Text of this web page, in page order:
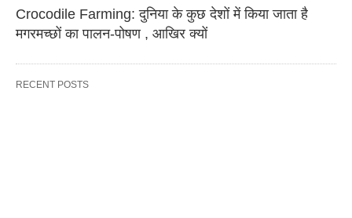
Crocodile Farming: दुनिया के कुछ देशों में किया जाता है
मगरमच्छों का पालन-पोषण , आखिर क्यों
RECENT POSTS